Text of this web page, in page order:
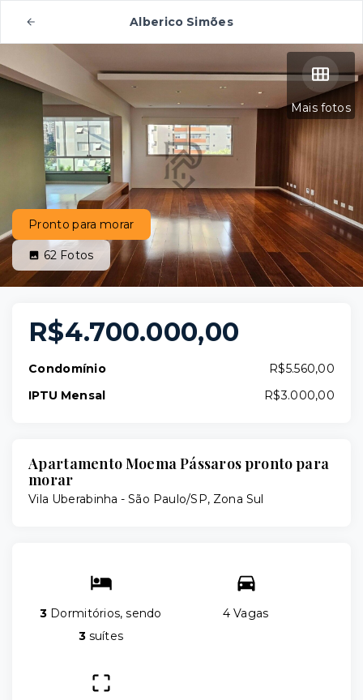
Alberico Simões
Mais fotos
Pronto para morar
62 Fotos
R$4.700.000,00
Condomínio
R$5.560,00
IPTU Mensal
R$3.000,00
Apartamento Moema Pássaros pronto para
morar
Vila Uberabinha - São Paulo/SP, Zona Sul
3 Dormitórios, sendo
3suítes
4 Vagas